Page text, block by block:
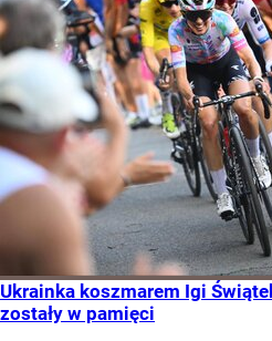
Ukrainka koszmarem Igi
zostały w pamięci